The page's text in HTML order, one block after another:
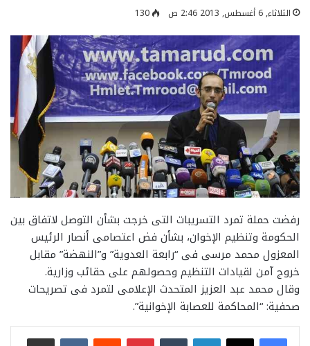
الثلاثاء, 6 أغسطس, 2013 2:46 ص 130
رفضت حملة تمرد التسريبات التى خرجت بشأن التوصل لاتفاق بين
الحكومة وتنظيم الإخوان، بشأن فض اعتصامى أنصار الرئيس
المعزول محمد مرسى فى “رابعة العدوية” و”النهضة” مقابل
خروج آمن لقيادات التنظيم وحصولهم على حقائب وزارية.
وقال محمد عبد العزيز المتحدث الإعلامى لتمرد فى تصريحات
صحفية: “المحاكمة للعصابة الإخوانية”.
لينكدإن بينتيريست
مشاركة عبر البريد